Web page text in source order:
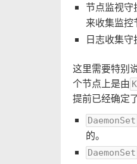
节点监视守
来收集监控
日志收集守
这里需要特别
个节点上是由
提前已经确定
DaemonSet
的。
DaemonSet